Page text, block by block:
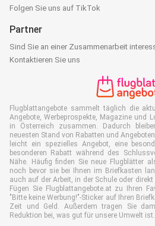
Folgen Sie uns auf TikTok
Partner
Sind Sie an einer Zusammenarbeit
Kontaktieren Sie uns
Flugblattangebote sammelt täglich die
Angebote, Werbeprospekte, Magazine und
in Österreich zusammen. Dadurch
neuesten Stand von Rabatten und
leicht ein spezielles Angebot, eine
besonderen Rabatt während des
Nähe. Häufig finden Sie neue Flugblätter
noch bevor sie bei Ihnen im Briefkasten
auch auf der Arbeit, in der Schule oder
Fügen Sie Flugblattangebote.at zu Ihren
"Bitte keine Werbung!"-Sticker auf Ihren
Zeit und Geld. Außerdem tragen Sie
Reduktion bei, was gut für unsere Umwelt ist.